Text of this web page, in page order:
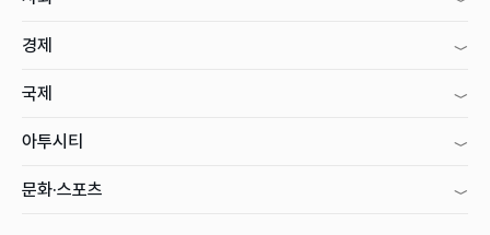
경제
국제
아투시티
문화·스포츠